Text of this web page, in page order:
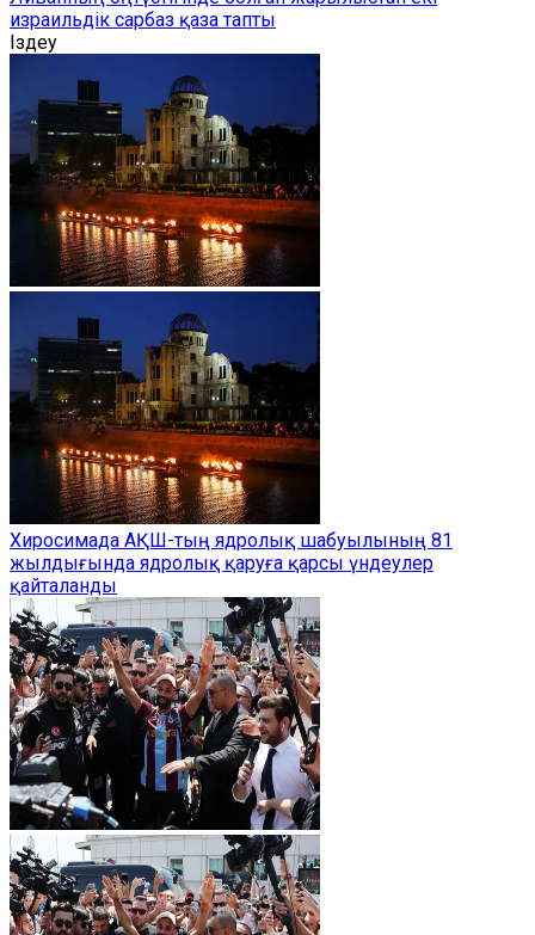
израильдік сарбаз қаза тапты
Іздеу
Хиросимада АҚШ-тың ядролық шабуылының 81
жылдығында ядролық қаруға қарсы үндеулер
қайталанды